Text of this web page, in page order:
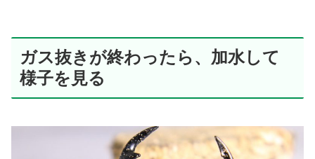
ガス抜きが終わったら、加水して
様子を見る